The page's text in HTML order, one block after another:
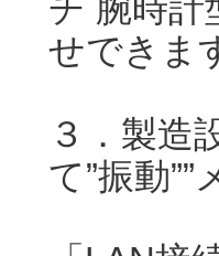
チ 腕時計
せできま
３．製造
て”振動